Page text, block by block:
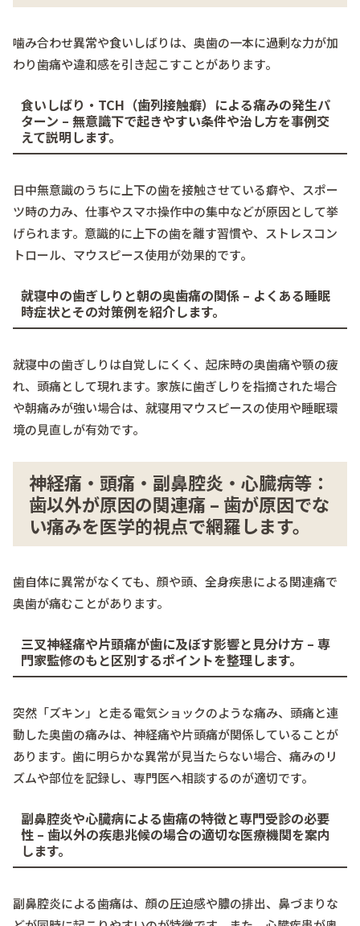
噛み合わせ異常や食いしばりは、奥歯の一本に過剰な力が加
わり歯痛や違和感を引き起こすことがあります。
食いしばり・TCH（歯列接触癖）による痛みの発生パ
ターン – 無意識下で起きやすい条件や治し方を事例交
えて説明します。
日中無意識のうちに上下の歯を接触させている癖や、スポー
ツ時の力み、仕事やスマホ操作中の集中などが原因として挙
げられます。意識的に上下の歯を離す習慣や、ストレスコン
トロール、マウスピース使用が効果的です。
就寝中の歯ぎしりと朝の奥歯痛の関係 – よくある睡眠
時症状とその対策例を紹介します。
就寝中の歯ぎしりは自覚しにくく、起床時の奥歯痛や顎の疲
れ、頭痛として現れます。家族に歯ぎしりを指摘された場合
や朝痛みが強い場合は、就寝用マウスピースの使用や睡眠環
境の見直しが有効です。
神経痛・頭痛・副鼻腔炎・心臓病等：
歯以外が原因の関連痛 – 歯が原因でな
い痛みを医学的視点で網羅します。
歯自体に異常がなくても、顔や頭、全身疾患による関連痛で
奥歯が痛むことがあります。
三叉神経痛や片頭痛が歯に及ぼす影響と見分け方 – 専
門家監修のもと区別するポイントを整理します。
突然「ズキン」と走る電気ショックのような痛み、頭痛と連
動した奥歯の痛みは、神経痛や片頭痛が関係していることが
あります。歯に明らかな異常が見当たらない場合、痛みのリ
ズムや部位を記録し、専門医へ相談するのが適切です。
副鼻腔炎や心臓病による歯痛の特徴と専門受診の必要
性 – 歯以外の疾患兆候の場合の適切な医療機関を案内
します。
副鼻腔炎による歯痛は、顔の圧迫感や膿の排出、鼻づまりな